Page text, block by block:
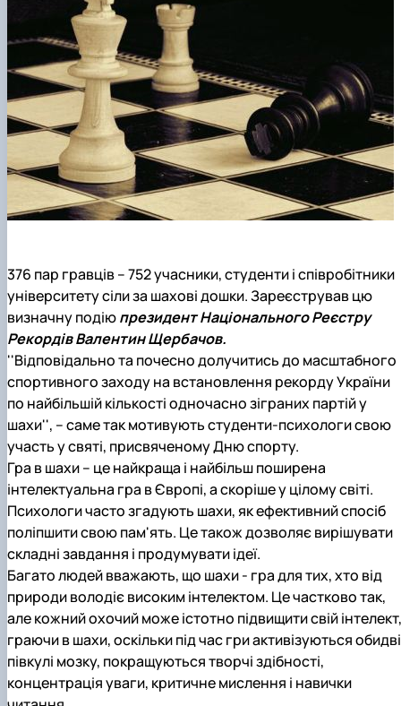
376 пар гравців – 752 учасники, студенти і співробітники
університету сіли за шахові дошки. Зареєстрував цю
визначну подіюпрезидент Національного Реєстру
Рекордів Валентин Щербачов.
''Відповідально та почесно долучитись до масштабного
спортивного заходу на встановлення рекорду України
по найбільшій кількості одночасно зіграних партій у
шахи'', – саме так мотивують студенти-психологи свою
участь у святі, присвяченому Дню спорту.
Гра в шахи – це найкраща і найбільш поширена
інтелектуальна гра в Європі, а скоріше у цілому світі.
Психологи часто згадують шахи, як ефективний спосіб
поліпшити свою пам'ять. Це також дозволяє вирішувати
складні завдання і продумувати ідеї.
Багато людей вважають, що шахи - гра для тих, хто від
природи володіє високим інтелектом. Це частково так,
але кожний охочий може істотно підвищити свій інтелект,
граючи в шахи, оскільки під час гри активізуються обидві
півкулі мозку, покращуються творчі здібності,
концентрація уваги, критичне мислення і навички